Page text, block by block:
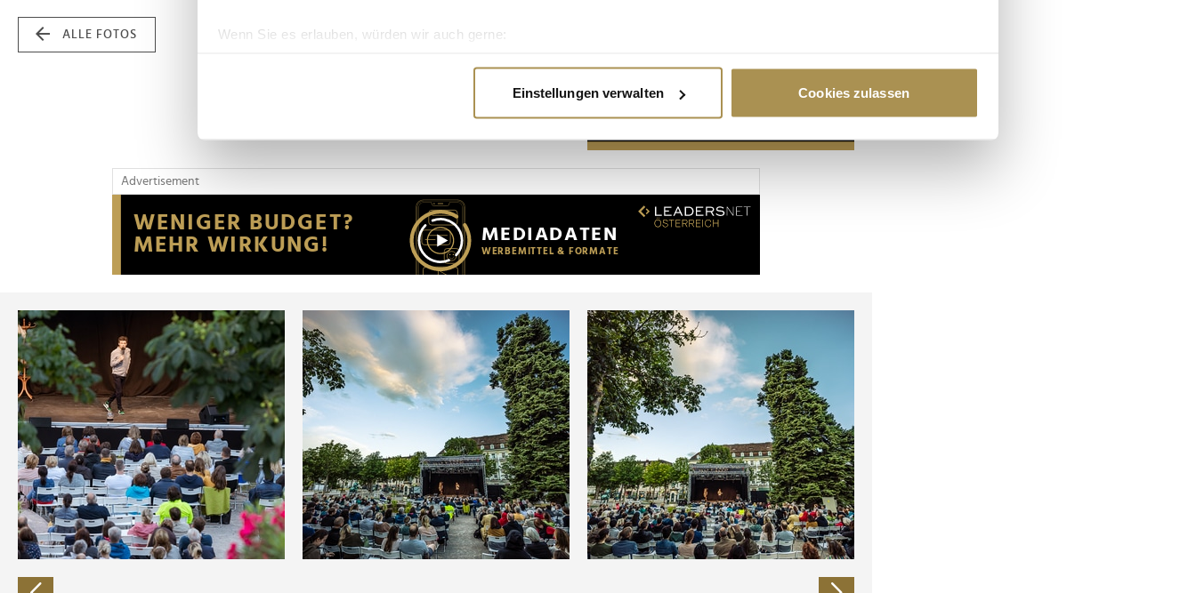
Wenn Sie es erlauben, würden wir auch gerne:
Erfahren Sie mehr darüber, wie Ihre persönlichen Daten verarbeitet werden, und legen Sie Ihre Präferenzen im
Wir verwenden Cookies, um Inhalte und Anzeigen zu personalisieren, Funktionen für soziale Medien anbieten zu können
Website an unsere Partner für soziale Medien, Werbung und Analysen weiter. Unsere Partner führen diese Informationen
möglicherweise mit weiteren Daten zusammen, die Sie ihnen bereitgestellt haben oder die sie im Rahmen Ihrer Nutzung
der Dienste gesammelt haben.
Einstellungen verwalten Cookies zulassen
ALLE FOTOS
Advertisement